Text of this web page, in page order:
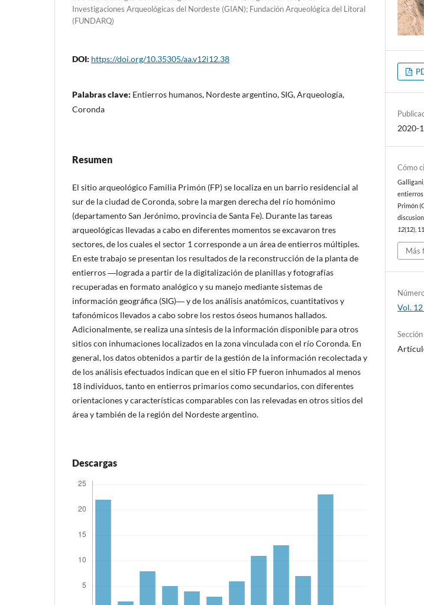
Investigaciones Arqueológicas del Nordeste (GIAN); Fundación Arqueológica del Litoral
(FUNDARQ)
DOI: https://doi.org/10.35305/aa.v12i12.38
Palabras clave: Entierros humanos, Nordeste argentino, SIG, Arqueología,
Coronda
Resumen
El sitio arqueológico Familia Primón (FP) se localiza en un barrio residencial al
sur de la ciudad de Coronda, sobre la margen derecha del río homónimo
(departamento San Jerónimo, provincia de Santa Fe). Durante las tareas
arqueológicas llevadas a cabo en diferentes momentos se excavaron tres
sectores, de los cuales el sector 1 corresponde a un área de entierros múltiples.
En este trabajo se presentan los resultados de la reconstrucción de la planta de
entierros ―lograda a partir de la digitalización de planillas y fotografías
recuperadas en formato analógico y su manejo mediante sistemas de
información geográfica (SIG)― y de los análisis anatómicos, cuantitativos y
tafonómicos llevados a cabo sobre los restos óseos humanos hallados.
Adicionalmente, se realiza una síntesis de la información disponible para otros
sitios con inhumaciones localizados en la zona vinculada con el río Coronda. En
general, los datos obtenidos a partir de la gestión de la información recolectada y
de los análisis efectuados indican que en el sitio FP fueron inhumados al menos
18 individuos, tanto en entierros primarios como secundarios, con diferentes
orientaciones y características comparables con las relevadas en otros sitios del
área y también de la región del Nordeste argentino.
Descargas
2020-
Cómo
Galligani,
entierros
Primón
12(12),
Más
Vol.
Sección